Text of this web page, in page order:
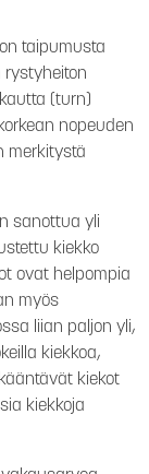
taipumusta
rystyheiton
(turn)
nopeuden
merkitystä
sanottua yli
kiekko
ovat helpompia
myös
liian paljon yli,
kiekkoa,
kiekot
kiekkoja